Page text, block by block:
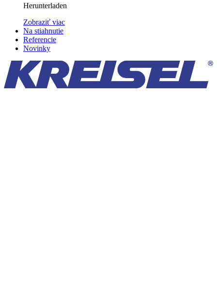
Herunterladen
Zobraziť viac
Na stiahnutie
Referencie
Novinky